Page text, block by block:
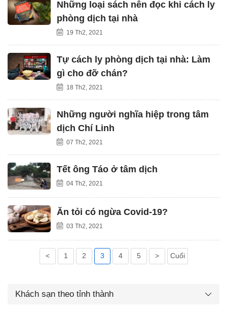
Những loại sách nên đọc khi cách ly
phòng dịch tại nhà
19 Th2, 2021
Tự cách ly phòng dịch tại nhà: Làm
gì cho đỡ chán?
18 Th2, 2021
Những người nghĩa hiệp trong tâm
dịch Chí Linh
07 Th2, 2021
Tết ông Táo ở tâm dịch
04 Th2, 2021
Ăn tỏi có ngừa Covid-19?
03 Th2, 2021
< 1 2 3 4 5 > Cuối
Khách sạn theo tỉnh thành